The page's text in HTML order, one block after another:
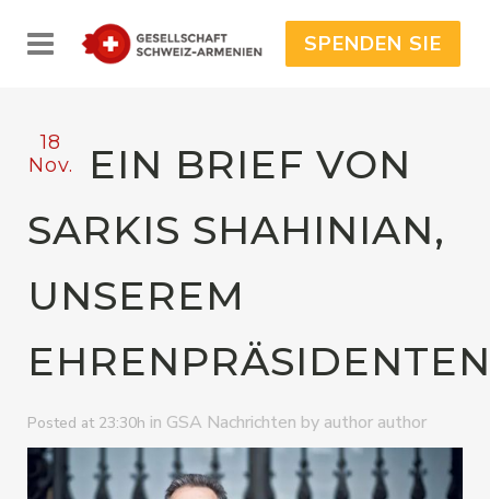
SPENDEN SIE
18
Nov.
EIN BRIEF VON
SARKIS SHAHINIAN,
UNSEREM
EHRENPRÄSIDENTEN
Posted at 23:30h in GSA Nachrichten by author author